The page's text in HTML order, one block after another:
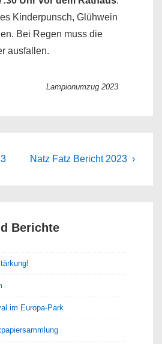
Kinderpunsch, Glühwein
Bei Regen muss die
ausfallen.
Lampionumzug 2023
Next
Natz Fatz Bericht 2023 ›
Berichte
im Europa-Park